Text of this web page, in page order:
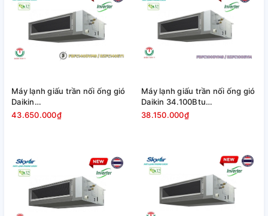
Máy lạnh giấu trần nối ống gió
Daikin
FBFC140DVM9/RZFC140EY1
43.650.000₫
Máy lạnh giấu trần nối ống gió
Daikin 34.100Btu
FBFC100DVM9/RZFC100EVM
38.150.000₫